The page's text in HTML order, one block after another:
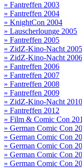
» Fantreffen 2003
» Fantreffen 2004
» KnightCon 2004
» Lauscherlounge 2005
» Fantreffen 2005
» ZidZ-Kino-Nacht 2005
» ZidZ-Kino-Nacht 2006
» Fantreffen 2006
» Fantreffen 2007
» Fantreffen 2008
» Fantreffen 2009
» ZidZ-Kino-Nacht 2010
» Fantreffen 2012
» Film & Comic Con
» German Comic Con
» German Comic Con
» German Comic Con
» German Comic Con
» German Comic Con